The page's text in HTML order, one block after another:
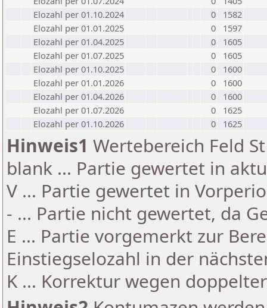
Elozahl per 01.10.2024
0
1582
Elozahl per 01.01.2025
0
1597
Elozahl per 01.04.2025
0
1605
Elozahl per 01.07.2025
0
1605
Elozahl per 01.10.2025
0
1600
Elozahl per 01.01.2026
0
1600
Elozahl per 01.04.2026
0
1600
Elozahl per 01.07.2026
0
1625
Elozahl per 01.10.2026
0 1625
Hinweis1 Wertebereich Feld
blank ... Partie gewertet in
V ... Partie gewertet in
- ... Partie nicht gewertet, da
E ... Partie vorgemerkt zur
Einstiegselozahl in der
K ... Korrektur wegen